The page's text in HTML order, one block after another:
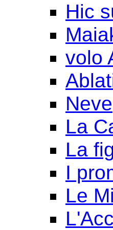
Hic
volo
Neve
La
La
I
Le